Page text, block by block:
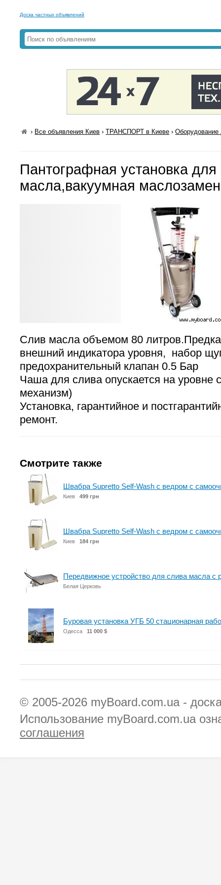
Доска частных объявлений
› Все объявления Киев ›ТРАНСПОРТ в Киеве ›Оборудование
Пантографная установка для
масла,вакуумная
Слив масла объемом 80
внешний индикатора уровня, набор
предохранительный клапан 0.5 Бар
Чаша для слива опускается на уровне
механизм)
Установка, гарантийное и
ремонт.
Смотрите также
Швабра Supretto Self-Wash с ведром с
Киев 499 грн
Швабра Supretto Self-Wash с ведром с
Киев 184 грн
Передвижное устройство для слива масла с
Белая Церковь
Буровая установка УГБ 50 стационарная
Одесса 11 000 $
© 2005-2026 myBoard.com.ua -
Использование myBoard.com.ua
соглашения